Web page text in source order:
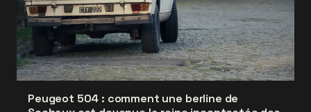
Peugeot 504 : comment une berline de